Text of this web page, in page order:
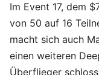
Im Event 17, dem
von 50 auf 16
macht sich auch
einen weiteren
Überflieger